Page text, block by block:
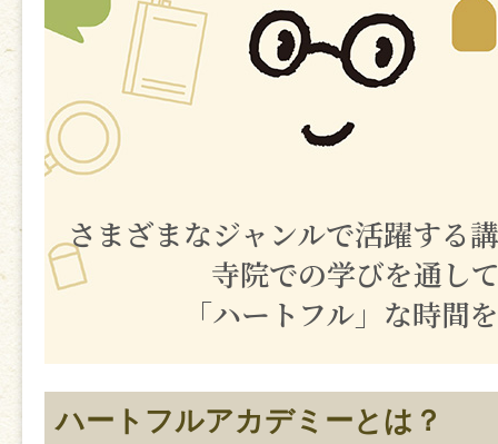
さまざまなジャンルで活躍する
寺院での学びを通し
「ハートフル」な時間
ハートフルアカデミーとは？